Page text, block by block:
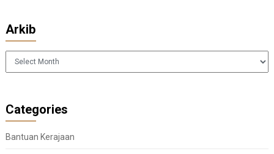
Arkib
Arkib
Categories
Bantuan Kerajaan